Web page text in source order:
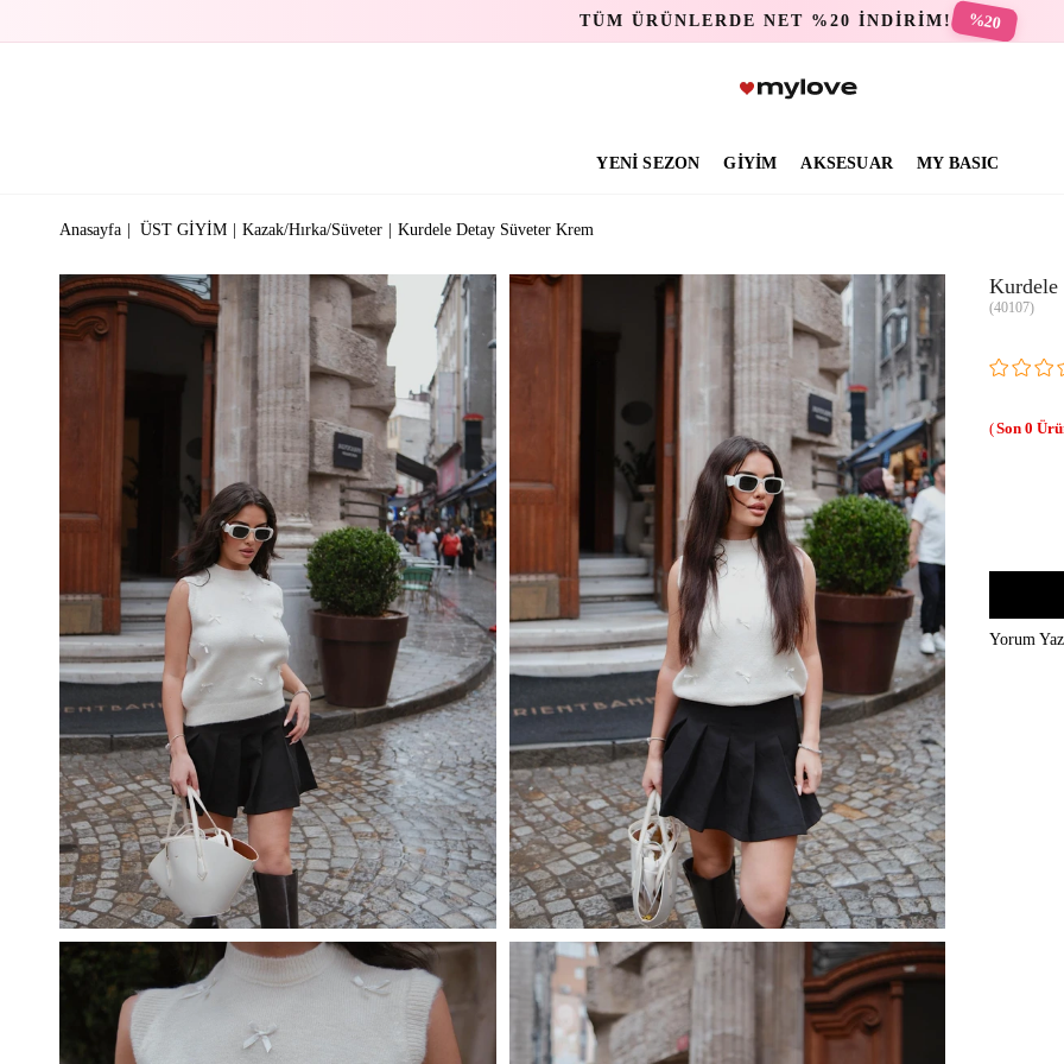
TÜM ÜRÜNLERDE NET %20 İNDİRİM! %20
YENİ SEZON GİYİM AKSESUAR MY BASIC
Anasayfa ÜST GİYİM Kazak/Hırka/Süveter Kurdele Detay Süveter Krem
Kurdele
(40107)
0
Yorum Yaz